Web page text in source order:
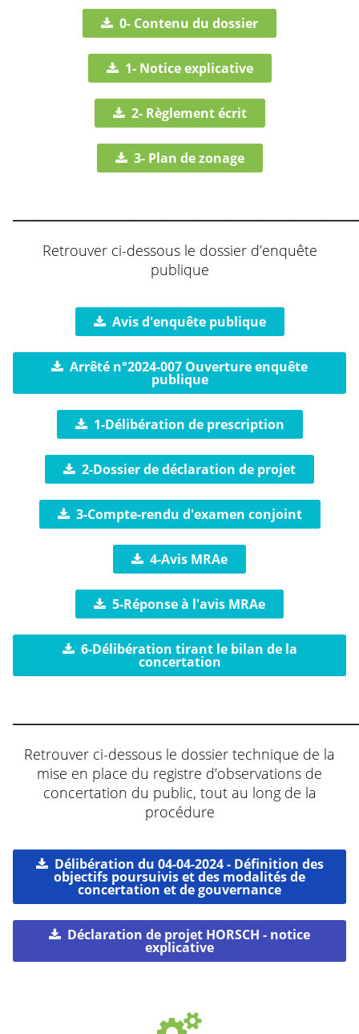
0- Contenu du dossier
1- Notice explicative
2- Règlement écrit
3- Plan de zonage
Retrouver ci-dessous le dossier d’enquête
publique
Avis d'enquête publique
Arrêté n°2024-007 Ouverture enquête
publique
1-Délibération de prescription
2-Dossier de déclaration de projet
3-Compte-rendu d'examen conjoint
4-Avis MRAe
5-Réponse à l'avis MRAe
6-Délibération tirant le bilan de la
concertation
Retrouver ci-dessous le dossier technique de la
mise en place du registre d’observations de
concertation du public, tout au long de la
procédure
Délibération du 04-04-2024 - Définition des
objectifs poursuivis et des modalités de
concertation et de gouvernance
Déclaration de projet HORSCH - notice
explicative